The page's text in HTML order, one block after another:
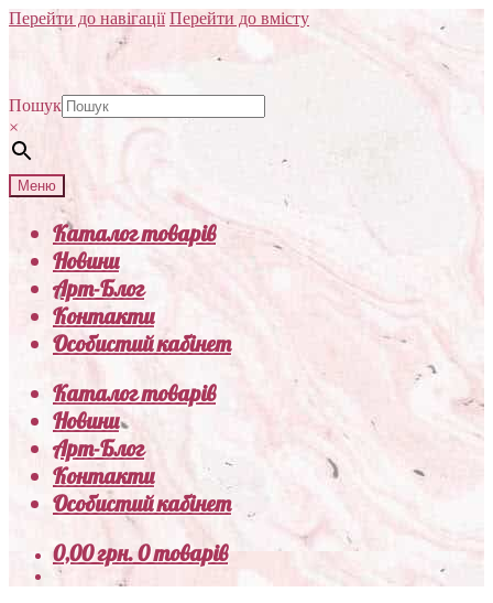
Перейти до навігації Перейти до вмісту
Пошук
×
Меню
Каталог товарів
Новини
Арт-Блог
Контакти
Особистий кабінет
Каталог товарів
Новини
Арт-Блог
Контакти
Особистий кабінет
0,00грн.0 товарів